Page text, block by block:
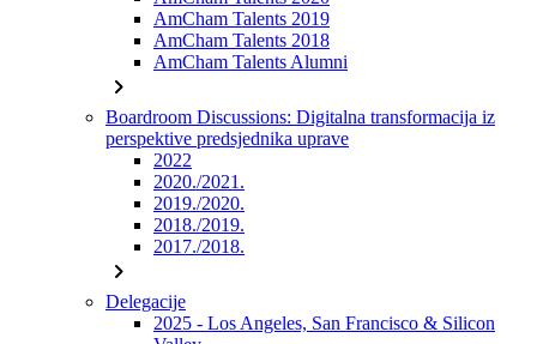
AmCham Talents 2019
AmCham Talents 2018
AmCham Talents Alumni
chevron_right
Boardroom Discussions: Digitalna transformacija iz
perspektive predsjednika uprave
2022
2020./2021.
2019./2020.
2018./2019.
2017./2018.
chevron_right
Delegacije
2025 - Los Angeles, San Francisco & Silicon